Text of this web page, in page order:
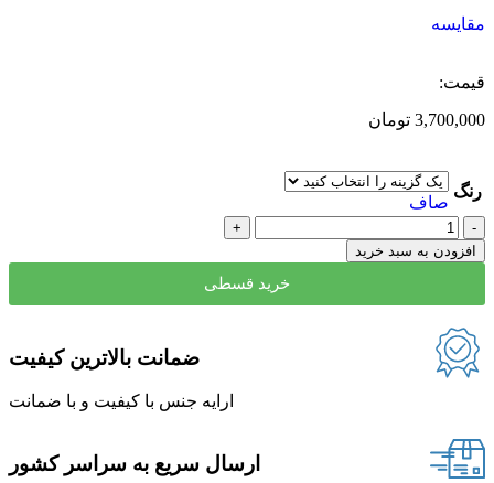
مقایسه
قیمت:
3,700,000 تومان
رنگ
صاف
افزودن به سبد خرید
خرید قسطی
ضمانت بالاترین کیفیت
ارایه جنس با کیفیت و با ضمانت
ارسال سریع به سراسر کشور